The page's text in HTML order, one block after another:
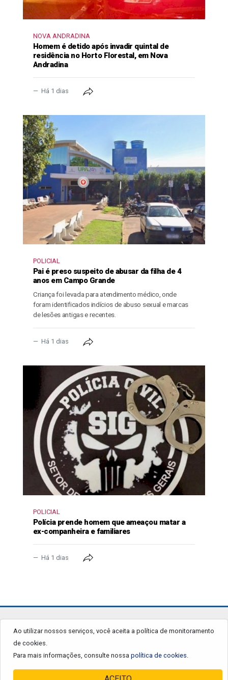
NOVA ANDRADINA
Homem é detido após invadir quintal de
residência no Horto Florestal, em Nova
Andradina
Há 1 dias
POLICIAL
Pai é preso suspeito de abusar da filha de 4
anos em Campo Grande
Criança foi levada para atendimento médico, onde
foram identificados indícios de abuso sexual e marcas
de lesões antigas e recentes.
Há 1 dias
POLICIAL
Polícia prende homem que ameaçou matar a
ex-companheira e familiares
Há 1 dias
Ao utilizar nossos serviços, você aceita a política de monitoramento
de cookies.
Para mais informações, consulte nossa política de cookies.
jornalgrandourados.com.br